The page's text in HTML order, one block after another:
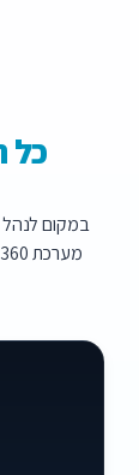
כל
במקום לנהל